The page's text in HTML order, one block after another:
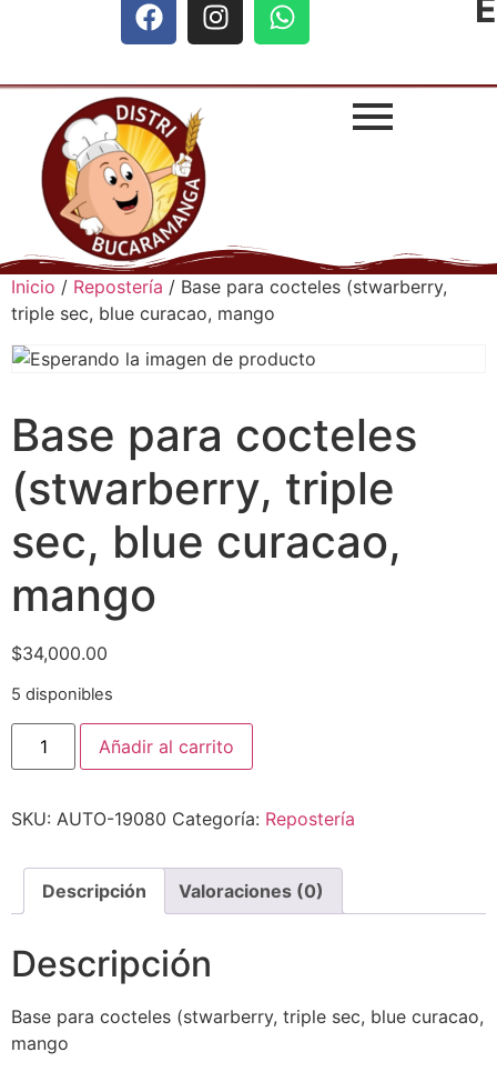
Inicio / Repostería / Base para cocteles (stwarberry,
triple sec, blue curacao, mango
Base para cocteles
(stwarberry, triple
sec, blue curacao,
mango
$34,000.00
5 disponibles
Añadir al carrito
SKU: AUTO-19080 Categoría: Repostería
Descripción Valoraciones (0)
Descripción
Base para cocteles (stwarberry, triple sec, blue curacao,
mango